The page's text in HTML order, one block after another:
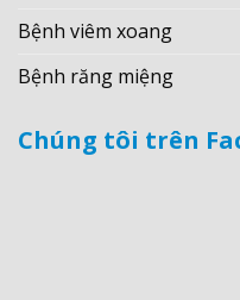
Bệnh viêm xoang
Bệnh răng miệng
Chúng tôi trên